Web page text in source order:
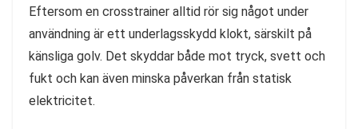
Eftersom en crosstrainer alltid rör sig något under
användning är ett underlagsskydd klokt, särskilt på
känsliga golv. Det skyddar både mot tryck, svett och
fukt och kan även minska påverkan från statisk
elektricitet.